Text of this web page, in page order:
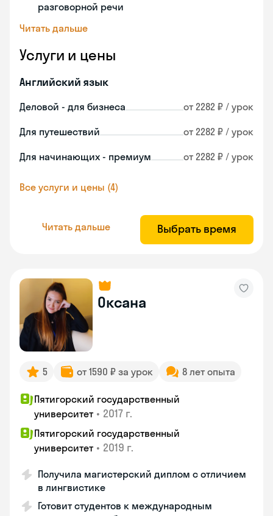
разговорной речи
Читать дальше
Услуги и цены
Английский язык
Деловой - для бизнеса от 2282 ₽ / урок
Для путешествий от 2282 ₽ / урок
Для начинающих - премиум от 2282 ₽ / урок
Все услуги и цены (4)
Читать дальше Выбрать время
Оксана
5 от 1590 ₽ за урок 8 лет опыта
Пятигорский государственный
университет • 2017 г.
Пятигорский государственный
университет • 2019 г.
Получила магистерский диплом с отличием
в лингвистике
Готовит студентов к международным